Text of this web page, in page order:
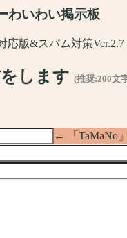
いわい掲示板
応版&スパム対策Ver.2.7
します (推奨:200文
← 「TaMaNo